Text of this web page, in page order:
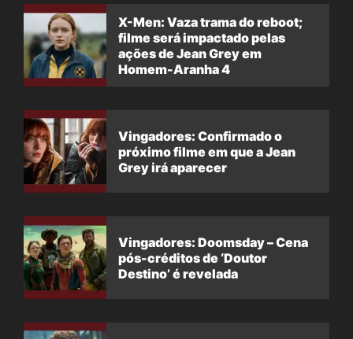
X-Men: Vaza trama do reboot;
filme será impactado pelas
ações de Jean Grey em
Homem-Aranha 4
Vingadores: Confirmado o
próximo filme em que a Jean
Grey irá aparecer
Vingadores: Doomsday – Cena
pós-créditos de ‘Doutor
Destino’ é revelada